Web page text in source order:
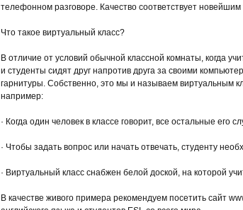
телефонном разговоре. Качество соответствует новейшим
Что такое виртуальный класс?
В отличие от условий обычной классной комнаты, когда
и студенты сидят друг напротив друга за своими
гарнитуры. Собственно, это мы и называем виртуальным
например:
· Когда один человек в классе говорит, все остальные его
· Чтобы задать вопрос или начать отвечать, студенту
· Виртуальный класс снабжен белой доской, на которой
В качестве живого примера рекомендуем посетить сайт